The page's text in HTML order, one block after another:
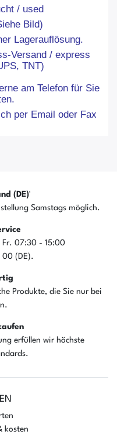
/ used
Bild)
Lagerauflösung.
Versand / express
TNT)
am Telefon für Sie
per Email oder Fax
(DE)¹
Samstags möglich.
Fr. 07:30 - 15:00
00 (DE).
Produkte, die Sie nur bei
erfüllen wir höchste
kosten